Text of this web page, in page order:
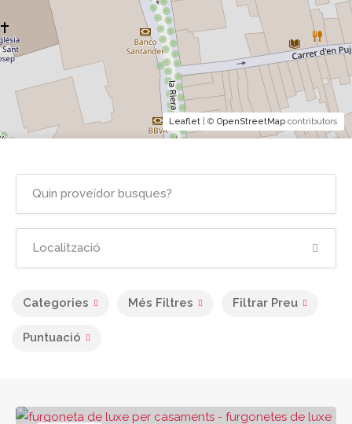
Categories Més Filtres Filtrar Preu
Puntuació
Leaflet | © OpenStreetMap contributors